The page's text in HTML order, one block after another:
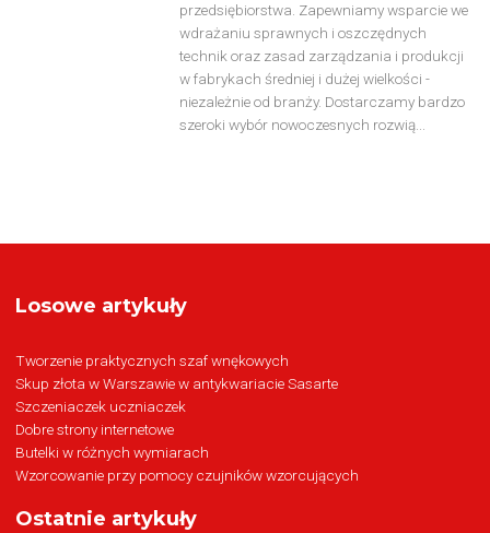
przedsiębiorstwa. Zapewniamy wsparcie we
wdrażaniu sprawnych i oszczędnych
technik oraz zasad zarządzania i produkcji
w fabrykach średniej i dużej wielkości -
niezależnie od branży. Dostarczamy bardzo
szeroki wybór nowoczesnych rozwią...
Losowe artykuły
Tworzenie praktycznych szaf wnękowych
Skup złota w Warszawie w antykwariacie Sasarte
Szczeniaczek uczniaczek
Dobre strony internetowe
Butelki w różnych wymiarach
Wzorcowanie przy pomocy czujników wzorcujących
Ostatnie artykuły